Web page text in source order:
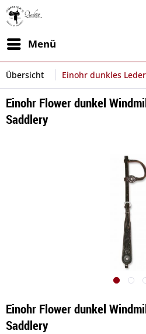
Menü
Übersicht Einohr dunkles Leder
Einohr Flower dunkel
Saddlery
Einohr Flower dunkel
Saddlery